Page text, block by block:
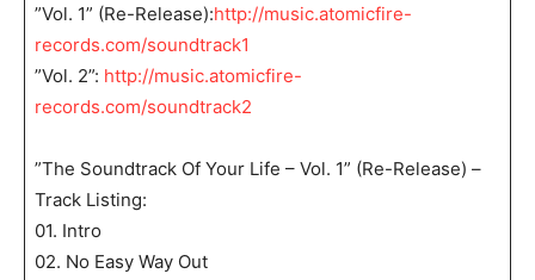
”Vol. 1” (Re-Release):http://music.atomicfire-
records.com/soundtrack1
”Vol. 2”: http://music.atomicfire-
records.com/soundtrack2
”The Soundtrack Of Your Life – Vol. 1” (Re-Release) –
Track Listing:
01. Intro
02. No Easy Way Out